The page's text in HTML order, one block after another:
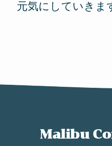
元気にしていきま
Malibu